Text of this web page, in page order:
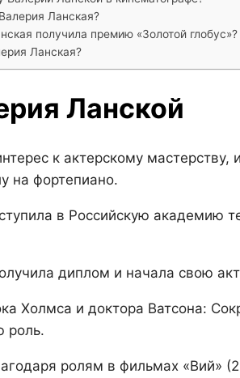
Ланская?
получила премию «Золотой глобус»?
Ланская?
Ланской
к актерскому
на фортепиано.
в Российскую академию
диплом и начала свою
Холмса и доктора Ватсона:
роль.
ролям в фильмах «Вий»